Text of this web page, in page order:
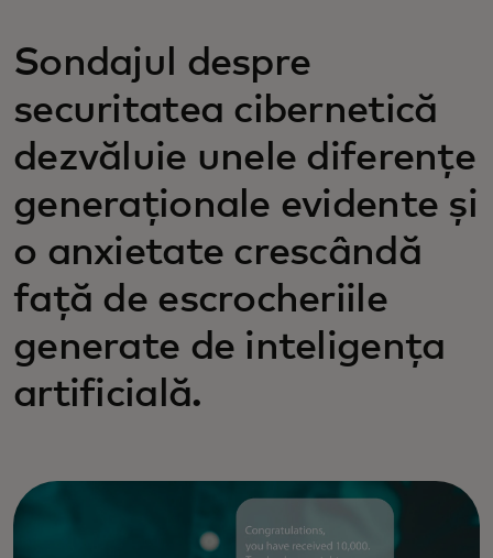
Sondajul despre
securitatea cibernetică
dezvăluie unele diferențe
generaționale evidente și
o anxietate crescândă
față de escrocheriile
generate de inteligența
artificială.